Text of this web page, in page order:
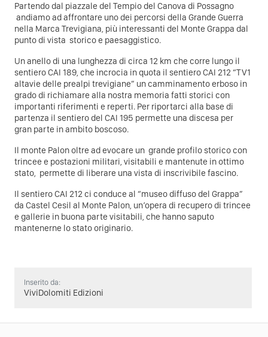
Partendo dal piazzale del Tempio del Canova di Possagno
andiamo ad affrontare uno dei percorsi della Grande Guerra
nella Marca Trevigiana, più interessanti del Monte Grappa dal
punto di vista storico e paesaggistico.
Un anello di una lunghezza di circa 12 km che corre lungo il
sentiero CAI 189, che incrocia in quota il sentiero CAI 212 “TV1
altavie delle prealpi trevigiane” un camminamento erboso in
grado di richiamare alla nostra memoria fatti storici con
importanti riferimenti e reperti. Per riportarci alla base di
partenza il sentiero del CAI 195 permette una discesa per
gran parte in ambito boscoso.
Il monte Palon oltre ad evocare un grande profilo storico con
trincee e postazioni militari, visitabili e mantenute in ottimo
stato, permette di liberare una vista di inscrivibile fascino.
Il sentiero CAI 212 ci conduce al “museo diffuso del Grappa”
da Castel Cesil al Monte Palon, un’opera di recupero di trincee
e gallerie in buona parte visitabili, che hanno saputo
mantenerne lo stato originario.
Inserito da:
ViviDolomiti Edizioni